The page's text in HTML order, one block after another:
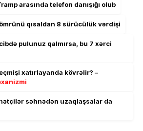
arasında telefon danışığı olub
qısaldan 8 sürücülük vərdişi
cibdə pulunuz qalmırsa, bu 7 xərci
xatırlayanda kövrəlir? –
səhnədən uzaqlaşsalar da